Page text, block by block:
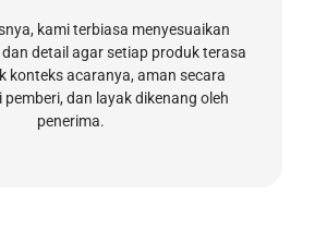
kami terbiasa menyesuaikan
detail agar setiap produk terasa
konteks acaranya, aman secara
dan layak dikenang oleh
penerima.